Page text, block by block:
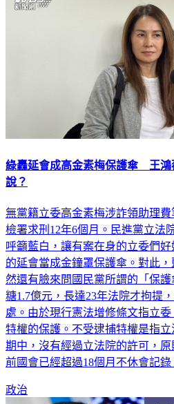
綠轟延會成高金素梅保護傘 王鴻
說？
無黨籍立委高金素梅涉詐領助理
檢署求刑12年6個月。民進黨立法
呼籲藍白，讓有案在身的立委們
的延會當成金鐘罩保護傘。對此
然還有臉來問國民黨所謂的「保
糖1.7億元，長達23年法院才拘提
處。由於現行憲法增修條文指立
特權的保護。不受逮捕特權是指
期中，沒有經過立法院的許可，
前國會已經超過18個月不休會記錄
政治